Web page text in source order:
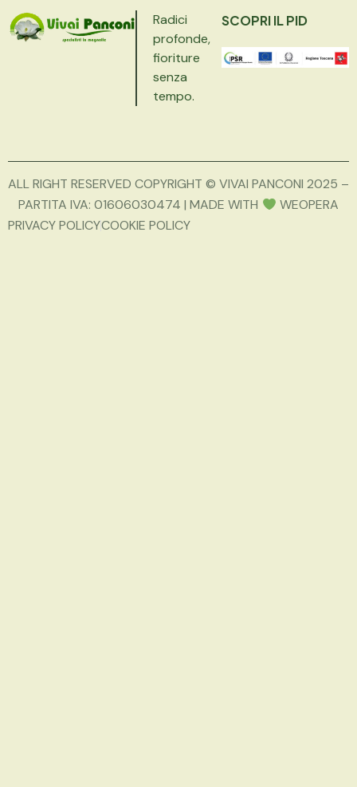
Radici
profonde,
fioriture
senza
tempo.
SCOPRI IL PID
ALL RIGHT RESERVED COPYRIGHT © VIVAI PANCONI 2025 –
PARTITA IVA: 01606030474 | MADE WITH
WEOPERA
PRIVACY POLICYCOOKIE POLICY